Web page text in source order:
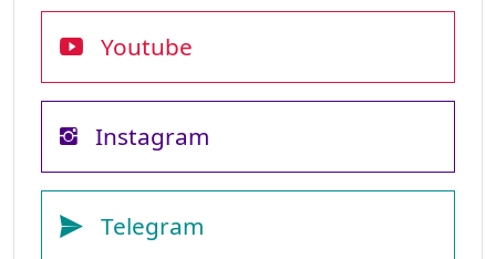
Youtube
Instagram
Telegram